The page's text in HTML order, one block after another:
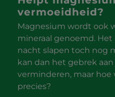
vermoeidheid?
Magnesium wordt ook
mineraal genoemd. Het
nacht slapen toch nog
kan dan het gebrek
verminderen, maar
precies?